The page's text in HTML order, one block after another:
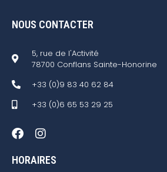
NOUS CONTACTER
5, rue de l'Activité
78700 Conflans Sainte-Honorine
+33 (0)9 83 40 62 84
+33 (0)6 65 53 29 25
HORAIRES